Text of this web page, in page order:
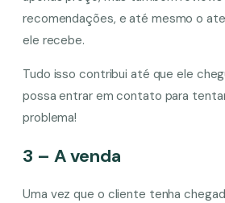
recomendações, e até mesmo o
ele recebe.
Tudo isso contribui até que ele
possa entrar em contato para
problema!
3 – A venda
Uma vez que o cliente tenha